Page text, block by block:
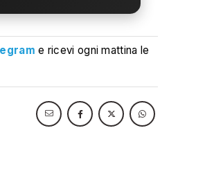
e ricevi ogni mattina le